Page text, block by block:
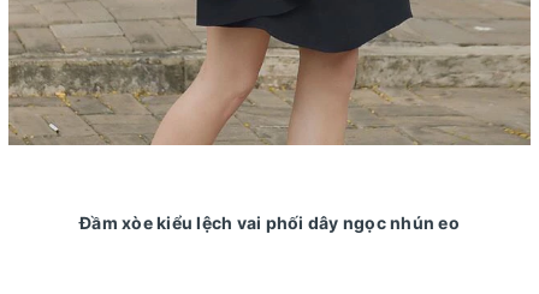
Đầm xòe kiểu lệch vai phối dây ngọc nhún eo